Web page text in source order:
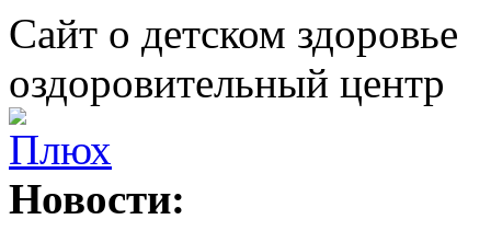
Сайт о детском здоровье
оздоровительный центр
Новости: